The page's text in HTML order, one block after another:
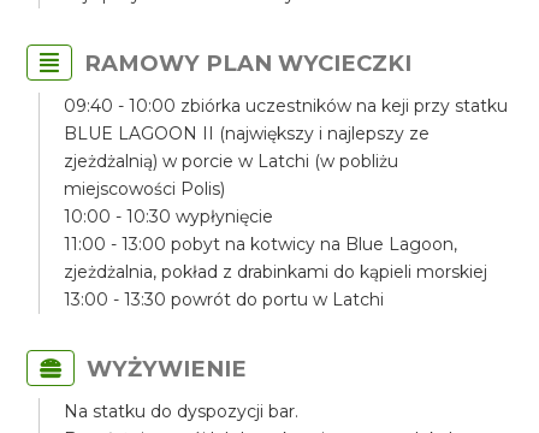
RAMOWY PLAN WYCIECZKI
09:40 - 10:00 zbiórka uczestników na keji przy statku
BLUE LAGOON II (największy i najlepszy ze
zjeżdżalnią) w porcie w Latchi (w pobliżu
miejscowości Polis)
10:00 - 10:30 wypłynięcie
11:00 - 13:00 pobyt na kotwicy na Blue Lagoon,
zjeżdżalnia, pokład z drabinkami do kąpieli morskiej
13:00 - 13:30 powrót do portu w Latchi
WYŻYWIENIE
Na statku do dyspozycji bar.